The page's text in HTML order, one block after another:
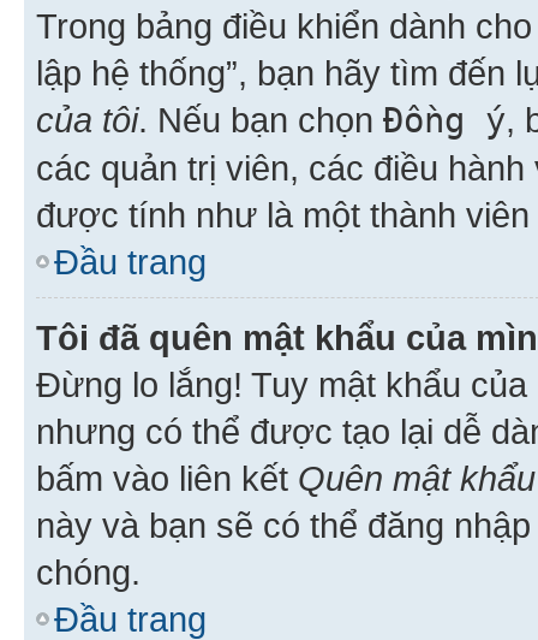
Trong bảng điều khiển dành
lập hệ thống”, bạn hãy tìm đến
của tôi. Nếu bạn chọn Đồng ý,
các quản trị viên, các điều
được tính như là một thành viên
Đầu trang
Tôi đã quên mật khẩu của
Đừng lo lắng! Tuy mật khẩu
nhưng có thể được tạo lại dễ
bấm vào liên kết Quên mật khẩu
này và bạn sẽ có thể đăng
chóng.
Đầu trang